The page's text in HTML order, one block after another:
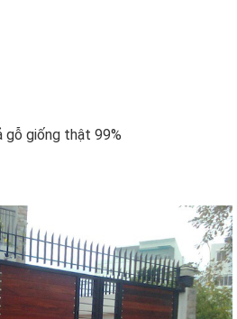
gỗ giống thật 99%